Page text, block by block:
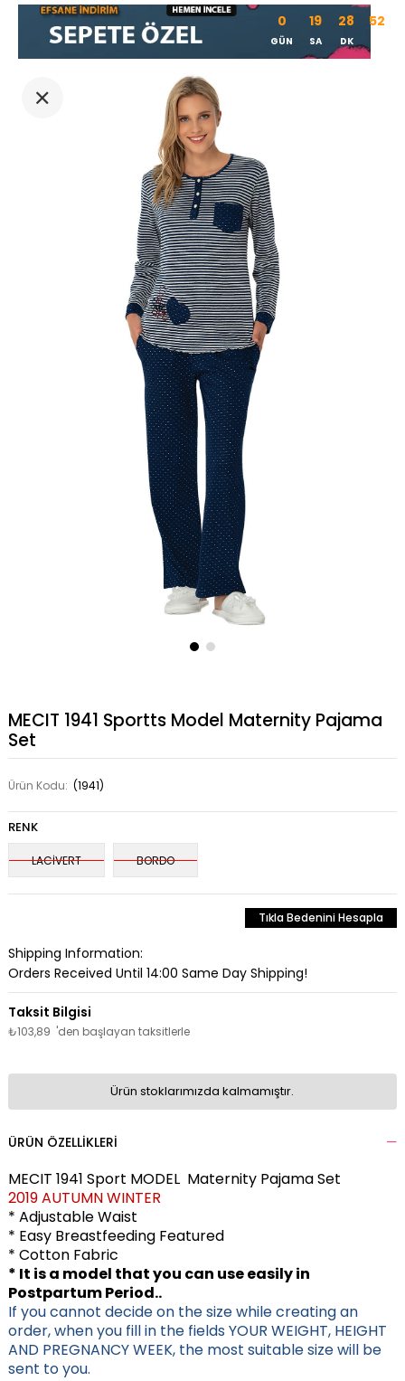
0
GÜN
19
SA
28
DK
51
MECIT 1941 Sportts Model Maternity Pajama
Set
Ürün Kodu: (1941)
RENK
LACİVERT BORDO
Tıkla Bedenini Hesapla
Shipping Information:
Orders Received Until 14:00 Same Day Shipping!
₺103,89 'den başlayan taksitlerle
Ürün stoklarımızda kalmamıştır.
ÜRÜN ÖZELLIKLERI
MECIT 1941 Sport MODEL Maternity Pajama Set
2019 AUTUMN WINTER
* Adjustable Waist
* Easy Breastfeeding Featured
* Cotton Fabric
* It is a model that you can use easily in
Postpartum Period..
If you cannot decide on the size while creating an
order, when you fill in the fields YOUR WEIGHT, HEIGHT
AND PREGNANCY WEEK, the most suitable size will be
sent to you.